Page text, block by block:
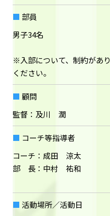
部員
男子34名
※入部について、制約があ
ください。
顧問
監督：及川 潤
コーチ等指導者
コーチ：成田 涼太
部 長：中村 祐和
活動場所／活動日